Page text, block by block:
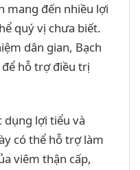
mang đến nhiều lợi
quý vị chưa biết.
dân gian, Bạch
hỗ trợ điều trị
dụng lợi tiểu và
có thể hỗ trợ làm
viêm thận cấp,